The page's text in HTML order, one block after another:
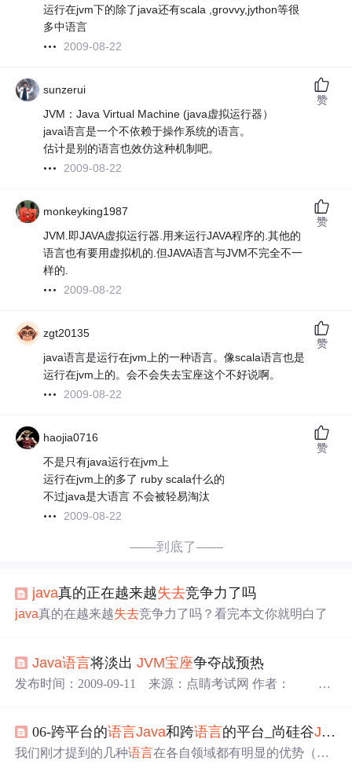
运行在jvm下的除了java还有scala ,grovvy,jython等很
多中语言
2009-08-22
sunzerui
JVM：Java Virtual Machine (java虚拟运行器）
java语言是一个不依赖于操作系统的语言。
估计是别的语言也效仿这种机制吧。
2009-08-22
赞
monkeyking1987
JVM.即JAVA虚拟运行器.用来运行JAVA程序的.其他的
语言也有要用虚拟机的.但JAVA语言与JVM不完全不一
样的.
2009-08-22
赞
zgt20135
java语言是运行在jvm上的一种语言。像scala语言也是
运行在jvm上的。会不会失去宝座这个不好说啊。
2009-08-22
赞
haojia0716
不是只有java运行在jvm上
运行在jvm上的多了 ruby scala什么的
不过java是大语言 不会被轻易淘汰
2009-08-22
赞
——到底了——
java真的正在越来越失去竞争力了吗
java真的在越来越失去竞争力了吗？看完本文你就明白了
Java语言将淡出JVM宝座争夺战预热
Ja
的可移植性，而现在它可以运行的语言更多了，从动态语
言如JRuby， Jython和Clojure到静态型Scala语言。因此，
06-跨平台的语言Java和跨语言的平台_尚硅谷JVM
我们刚才提到的几种语言在各自领域都有明显的优势（互